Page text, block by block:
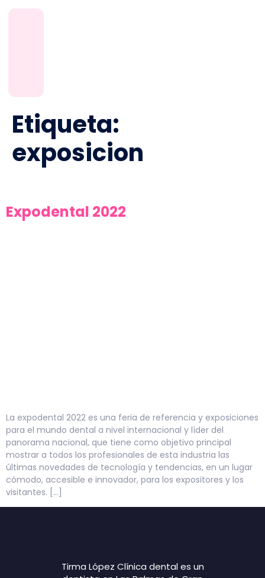
Etiqueta:
exposicion
Expodental 2022
La expodental 2022 es una feria de referencia y exposiciones
para el mundo dental a nivel internacional y líder del
panorama nacional, que tiene como objetivo principal
mostrar a todos los profesionales de esta industria las
últimas novedades de tecnología y tendencias, en un lugar
cómodo, accesible e innovador, para los expositores y los
visitantes. […]
Tirma López Clínica dental es un